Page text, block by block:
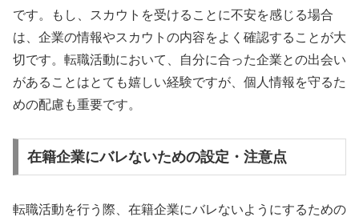
です。もし、スカウトを受けることに不安を感じる場合
は、企業の情報やスカウトの内容をよく確認することが大
切です。転職活動において、自分に合った企業との出会い
があることはとても嬉しい経験ですが、個人情報を守るた
めの配慮も重要です。
在籍企業にバレないための設定・注意点
転職活動を行う際、在籍企業にバレないようにするための